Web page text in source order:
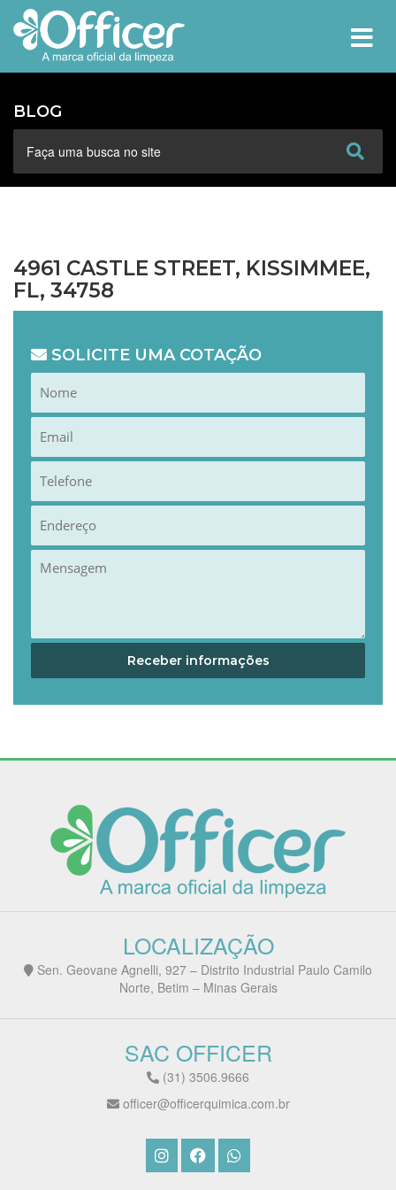
BLOG
4961 CASTLE STREET, KISSIMMEE,
FL, 34758
SOLICITE UMA COTAÇÃO
LOCALIZAÇÃO
Sen. Geovane Agnelli, 927 – Distrito Industrial Paulo Camilo
Norte, Betim – Minas Gerais
SAC OFFICER
(31) 3506.9666
officer@officerquimica.com.br